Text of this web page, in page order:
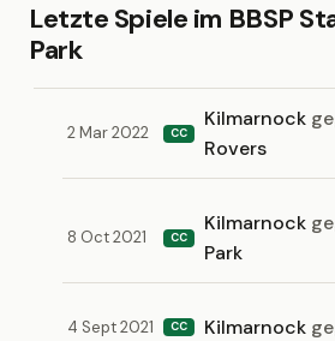
Letzte Spiele im BBSP
Park
2 Mar 2022 CC
Kilmarnock
Rovers
8 Oct 2021 CC
Kilmarnock
Park
4 Sept 2021 CC Kilmarnock